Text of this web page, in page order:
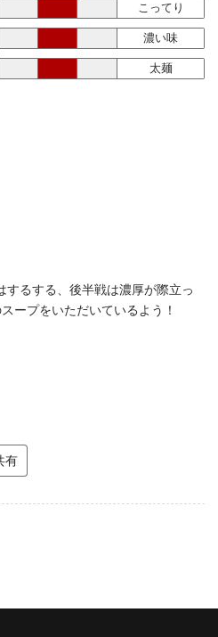
こってり
濃い味
太麺
するする、後半戦は濃厚が際立っ
ープをいただいているよう！
有